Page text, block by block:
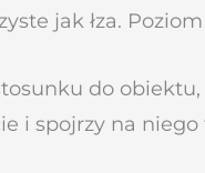
jak łza.
do
i spojrzy na